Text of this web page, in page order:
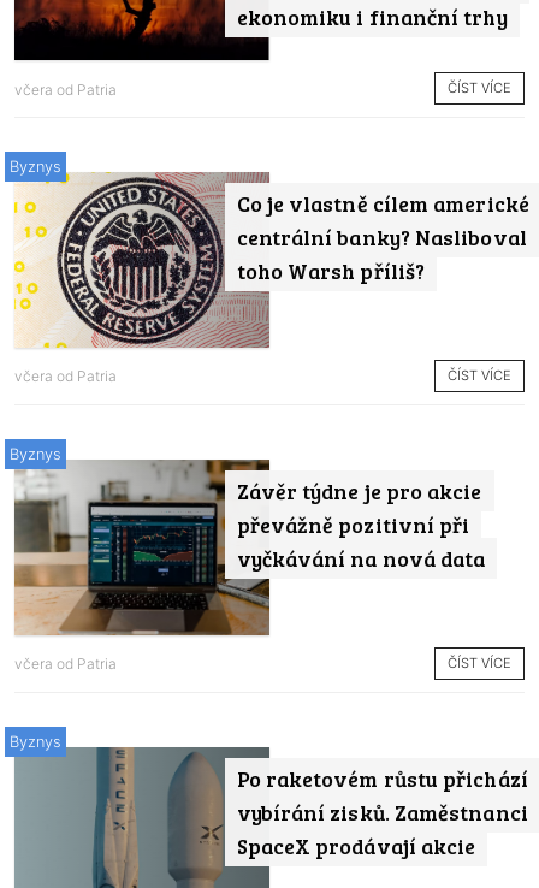
ekonomiku i finanční trhy
včera od Patria ČÍST VÍCE
Co je vlastně cílem americké
centrální banky? Nasliboval
toho Warsh příliš?
Byznys
včera od Patria ČÍST VÍCE
Závěr týdne je pro akcie
převážně pozitivní při
vyčkávání na nová data
Byznys
včera od Patria ČÍST VÍCE
Po raketovém růstu přichází
vybírání zisků. Zaměstnanci
SpaceX prodávají akcie
Byznys